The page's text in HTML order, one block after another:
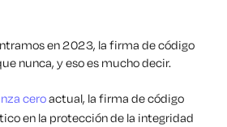
en 2023, la firma de código
nunca, y eso es mucho decir.
ceroactual, la firma de código
en la protección de la integridad